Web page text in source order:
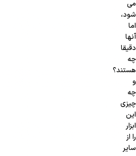
می
شود،
اما
آنها
دقیقا
چه
هستند؟
و
چه
چیزی
این
ابزار
را از
سایر